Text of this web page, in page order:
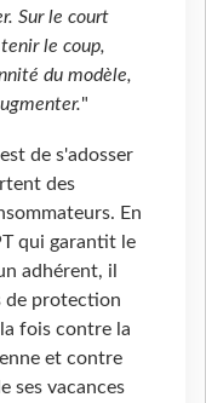
Sur le court
le coup,
du modèle,
"
de s'adosser
des
En
qui garantit le
adhérent, il
de protection
fois contre la
et contre
ses vacances